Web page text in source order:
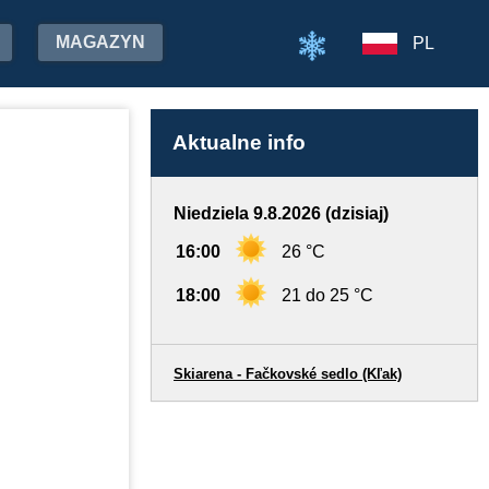
MAGAZYN PL
Aktualne info
Niedziela 9.8.2026 (dzisiaj)
16:00 26 °C
18:00 21 do 25 °C
Skiarena - Fačkovské sedlo (Kľak)